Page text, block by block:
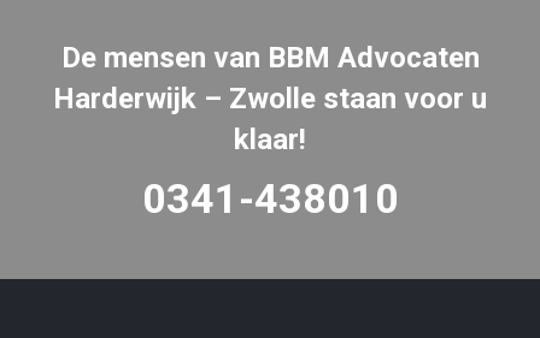
De mensen van BBM Advocaten
Harderwijk – Zwolle staan voor u
klaar!
0341-438010